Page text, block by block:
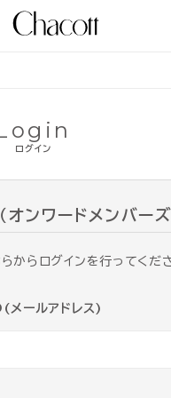
ログイン
オンワードメンバーズ
からログインを行ってくだ
メールアドレス)